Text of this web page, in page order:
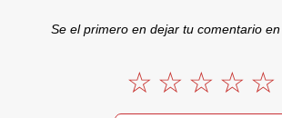
Se el primero en dejar tu comentario